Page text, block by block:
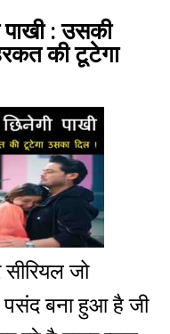
पाखी : उसकी
की टूटेगा
सीरियल जो
पसंद बना हुआ है जी